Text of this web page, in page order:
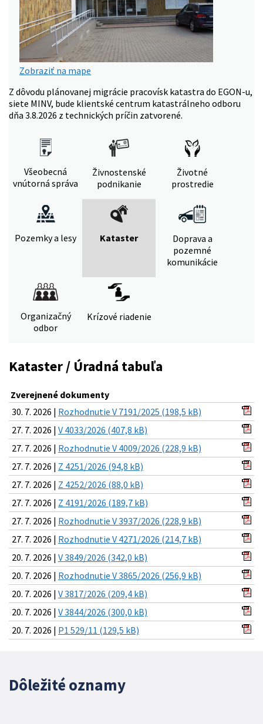
Zobraziť na mape
Z dôvodu plánovanej migrácie pracovísk katastra do EGON-u,
siete MINV, bude klientské centrum katastrálneho odboru
dňa 3.8.2026 z technických príčin zatvorené.
Všeobecná
vnútorná správa
Živnostenské
podnikanie
Životné
prostredie
Pozemky a lesy Kataster
Doprava a
pozemné
komunikácie
Organizačný
odbor
Krízové riadenie
Kataster / Úradná tabuľa
Zverejnené dokumenty
30. 7. 2026 | Rozhodnutie V 7191/2025 (198,5 kB)
27. 7. 2026 | V 4033/2026 (407,8 kB)
27. 7. 2026 | Rozhodnutie V 4009/2026 (228,9 kB)
27. 7. 2026 | Z 4251/2026 (94,8 kB)
27. 7. 2026 | Z 4252/2026 (88,0 kB)
27. 7. 2026 | Z 4191/2026 (189,7 kB)
27. 7. 2026 | Rozhodnutie V 3937/2026 (228,9 kB)
27. 7. 2026 | Rozhodnutie V 4271/2026 (214,7 kB)
20. 7. 2026 | V 3849/2026 (342,0 kB)
20. 7. 2026 | Rozhodnutie V 3865/2026 (256,9 kB)
20. 7. 2026 | V 3817/2026 (209,4 kB)
20. 7. 2026 | V 3844/2026 (300,0 kB)
20. 7. 2026 | P1 529/11 (129,5 kB)
Dôležité oznamy